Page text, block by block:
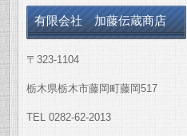
有限会社 加藤伝蔵商店
〒323-1104
栃木県栃木市藤岡町藤岡517
TEL 0282-62-2013